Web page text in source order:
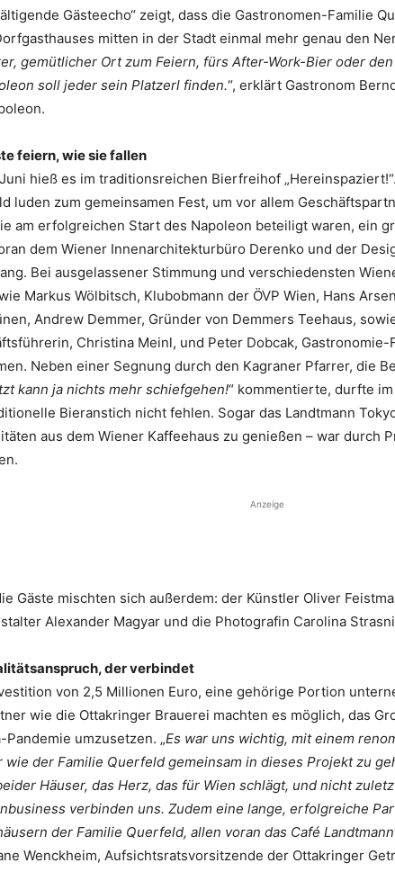
Gästeecho“ zeigt, dass die Gastronomen-Familie
mitten in der Stadt einmal mehr genau den
gemütlicher Ort zum Feiern, fürs After-Work-Bier oder
soll jeder sein Platzerl finden.“, erklärt Gastronom
feiern, wie sie fallen
hieß es im traditionsreichen Bierfreihof
luden zum gemeinsamen Fest, um vor allem
am erfolgreichen Start des Napoleon beteiligt waren, ein
dem Wiener Innenarchitekturbüro Derenko und der
Bei ausgelassener Stimmung und verschiedensten
Markus Wölbitsch, Klubobmann der ÖVP Wien, Hans
Andrew Demmer, Gründer von Demmers Teehaus,
Christina Meinl, und Peter Dobcak, Gastronomie-
Neben einer Segnung durch den Kagraner Pfarrer, die
kann ja nichts mehr schiefgehen!“ kommentierte, durfte
Bieranstich nicht fehlen. Sogar das Landtmann
aus dem Wiener Kaffeehaus zu genießen – war durch
Anzeige
Gäste mischten sich außerdem: der Künstler Oliver
Alexander Magyar und die Photografin Carolina
der verbindet
von 2,5 Millionen Euro, eine gehörige Portion
wie die Ottakringer Brauerei machten es möglich, das
Pandemie umzusetzen. „Es war uns wichtig, mit einem
wie der Familie Querfeld gemeinsam in dieses Projekt zu
Häuser, das Herz, das für Wien schlägt, und nicht
verbinden uns. Zudem eine lange, erfolgreiche
der Familie Querfeld, allen voran das Café Landtmann
Wenckheim, Aufsichtsratsvorsitzende der Ottakringer